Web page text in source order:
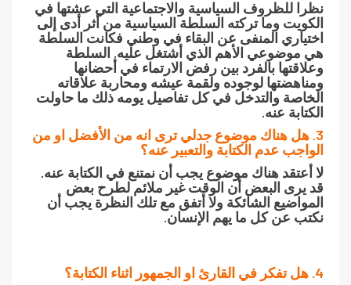
نظرا للظروف السياسية والاجتماعية التي عشتها في
الكويت وما تركته السلطة السياسية من أثر أدى إلى
اختياري المنفى عن البقاء في وطني فكانت السلطة
هي موضوعي الأهم الذي أشتغل عليه. السلطة
وعلاقتها بالفرد بين رفض الارتماء في أحضانها
ومناهضتها لوجوده ولقمة عيشه ومحاربة علاقاته
الخاصة والتدخل في كل تفاصيل يومه ذلك ما حاولت
الكتابة عنه.
3. هل هناك موضوع جدلي ترى انه من الأفضل او من
الواجب عدم الكتابة والتعبير عنه؟
لا أعتقد هناك موضوع يجب أن نمتنع في الكتابة عنه.
قد يرى البعض أن الوقت غير ملائم لطرح بعض
المواضيع الشائكة ولا أتفق مع تلك النظرة يجب أن
نكتب عن كل ما يهم الإنسان.
4. هل تفكر في القارئ او الجمهور اثناء الكتابة؟